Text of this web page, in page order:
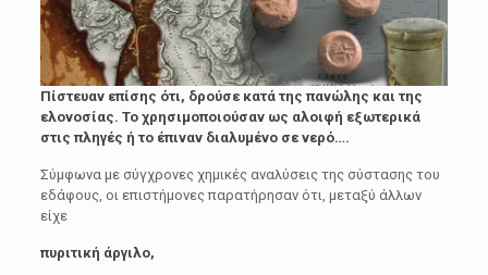
Πίστευαν επίσης ότι, δρούσε κατά της πανώλης και της
ελονοσίας. Το χρησιμοποιούσαν ως αλοιφή εξωτερικά
στις πληγές ή το έπιναν διαλυμένο σε νερό….
Σύμφωνα με σύγχρονες χημικές αναλύσεις της σύστασης του
εδάφους, οι επιστήμονες παρατήρησαν ότι, μεταξύ άλλων
είχε
πυριτική άργιλο,